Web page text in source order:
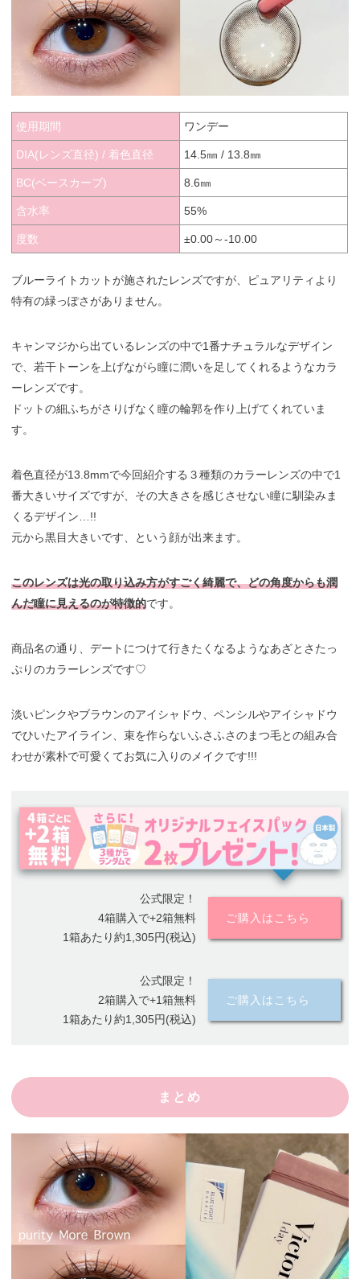
使用期間 ワンデー
DIA(レンズ直径) / 着色直径 14.5㎜ / 13.8㎜
BC(ベースカーブ) 8.6㎜
含水率 55%
度数 ±0.00～-10.00
ブルーライトカットが施されたレンズですが、ピュアリティより
特有の緑っぽさがありません。
キャンマジから出ているレンズの中で1番ナチュラルなデザイン
で、若干トーンを上げながら瞳に潤いを足してくれるようなカラ
ーレンズです。
ドットの細ふちがさりげなく瞳の輪郭を作り上げてくれていま
す。
着色直径が13.8mmで今回紹介する３種類のカラーレンズの中で1
番大きいサイズですが、その大きさを感じさせない瞳に馴染みま
くるデザイン…!!
元から黒目大きいです、という顔が出来ます。
このレンズは光の取り込み方がすごく綺麗で、どの角度からも潤
んだ瞳に見えるのが特徴的です。
商品名の通り、デートにつけて行きたくなるようなあざとさたっ
ぷりのカラーレンズです♡
淡いピンクやブラウンのアイシャドウ、ペンシルやアイシャドウ
でひいたアイライン、束を作らないふさふさのまつ毛との組み合
わせが素朴で可愛くてお気に入りのメイクです!!!
公式限定！
4箱購入で+2箱無料
1箱あたり約1,305円(税込)
ご購入はこちら
公式限定！
2箱購入で+1箱無料
1箱あたり約1,305円(税込)
ご購入はこちら
まとめ